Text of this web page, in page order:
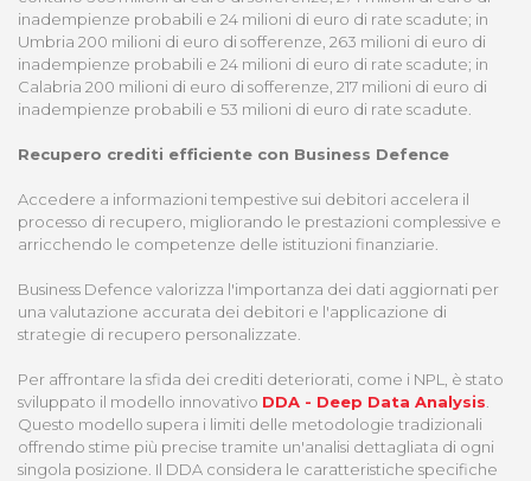
inadempienze probabili e 24 milioni di euro di rate scadute; in
Umbria 200 milioni di euro di sofferenze, 263 milioni di euro di
inadempienze probabili e 24 milioni di euro di rate scadute; in
Calabria 200 milioni di euro di sofferenze, 217 milioni di euro di
inadempienze probabili e 53 milioni di euro di rate scadute.
Recupero crediti efficiente con Business Defence
Accedere a informazioni tempestive sui debitori accelera il
processo di recupero, migliorando le prestazioni complessive e
arricchendo le competenze delle istituzioni finanziarie.
Business Defence valorizza l'importanza dei dati aggiornati per
una valutazione accurata dei debitori e l'applicazione di
strategie di recupero personalizzate.
Per affrontare la sfida dei crediti deteriorati, come i NPL, è stato
sviluppato il modello innovativo DDA - Deep Data Analysis
Questo modello supera i limiti delle metodologie tradizionali
offrendo stime più precise tramite un'analisi dettagliata di ogni
singola posizione. Il DDA considera le caratteristiche specifiche